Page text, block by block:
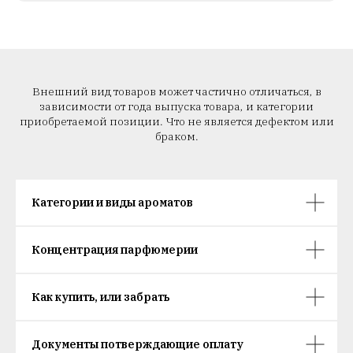
Внешний вид товаров может частично отличаться, в
зависимости от года выпуска товара, и категории
приобретаемой позиции. Что не является дефектом или
браком.
Категории и виды ароматов
Концентрация парфюмерии
Как купить, или забрать
Документы потверждающие оплату